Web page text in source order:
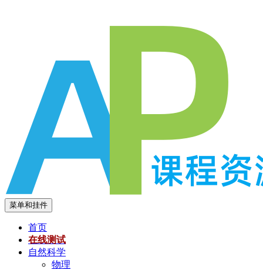
菜单和挂件
首页
在线测试
自然科学
物理